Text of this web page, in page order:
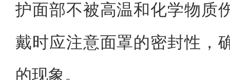
护面部不被高温和化学物质
戴时应注意面罩的密封性，
的现象。